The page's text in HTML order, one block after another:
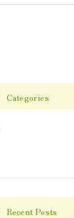
Categories
Recent Posts